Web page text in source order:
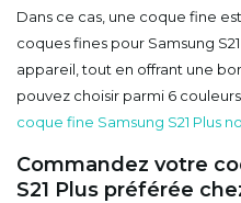
Dans ce cas, une coque fine
coques fines pour Samsung
appareil, tout en offrant une
pouvez choisir parmi 6
coque fine Samsung S21 Plus
Commandez votre
S21 Plus préférée